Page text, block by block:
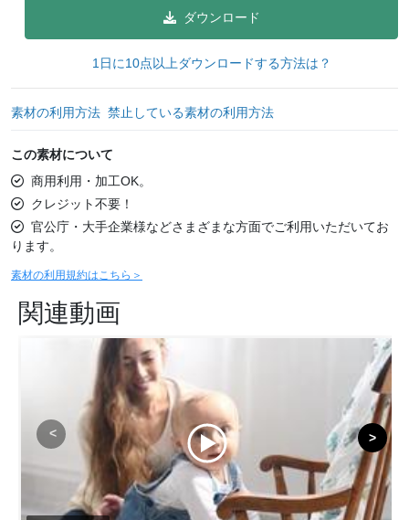
ダウンロード
1日に10点以上ダウンロードする方法は？
素材の利用方法 禁止している素材の利用方法
この素材について
商用利用・加工OK。
クレジット不要！
官公庁・大手企業様などさまざまな方面でご利用いただいてお
ります。
素材の利用規約はこちら＞
関連動画